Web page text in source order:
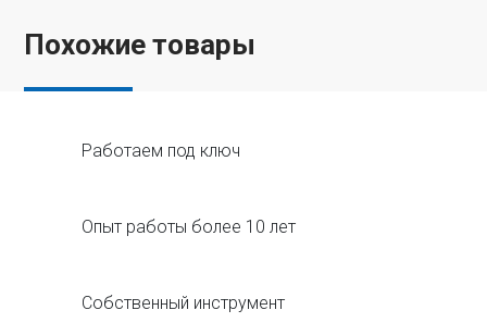
Похожие товары
Работаем под ключ
Опыт работы более 10 лет
Собственный инструмент